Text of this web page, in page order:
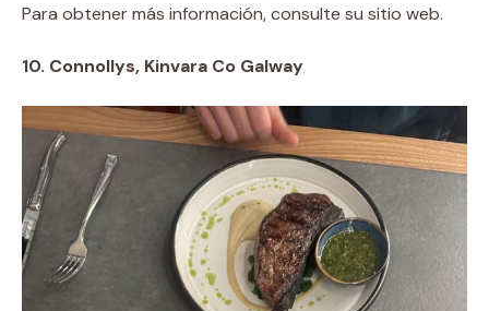
Para obtener más información, consulte su sitio web.
10. Connollys, Kinvara Co Galway